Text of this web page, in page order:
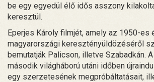
be egy egyedül élő idős asszony
keresztül.
Eperjes Károly filmjét, amely az 1950-es
magyarországi keresztényüldözéséről
bemutatják Palicson, illetve Szabadkán. A
második világháború utáni időben
egy szerzetesének megpróbáltatásait,